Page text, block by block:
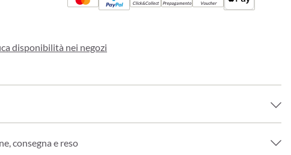
Click&Collect Prepagamento Voucher
disponibilità nei negozi
consegna e reso